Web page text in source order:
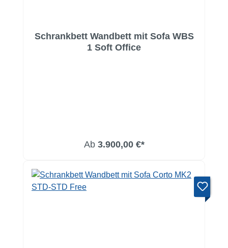
Schrankbett Wandbett mit Sofa WBS
1 Soft Office
Ab 3.900,00 €*